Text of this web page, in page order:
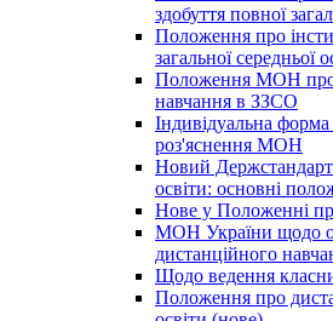
здобуття повної
Положення про
загальної середньої
Положення МОН про
навчання в ЗЗСО
Індивідуальна
роз'яснення МОН
Новий Держстандарт
освіти: основні
Нове у Положенні
МОН України щодо
дистанційного
Щодо ведення
Положення про